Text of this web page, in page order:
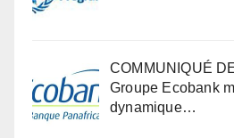
COMMUNIQUÉ
Groupe Ecobank
dynamique…